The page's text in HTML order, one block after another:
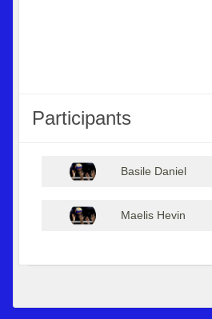
Participants
Basile Daniel
Maelis Hevin